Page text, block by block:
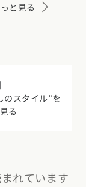
と見る
のスタイル”を
る
れています